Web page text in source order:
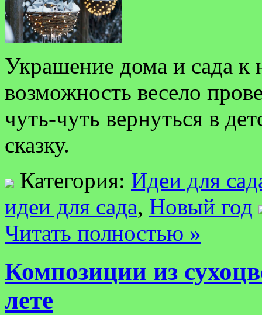
Украшение дома и сада к
возможность весело
чуть-чуть вернуться в
сказку.
Категория: Идеи для
идеи для сада, Новый год
Читать полностью »
Композиции из
лете